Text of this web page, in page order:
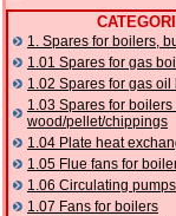
1. Spares for boilers,
1.01 Spares for gas
1.02 Spares for gas oil
1.03 Spares for
wood/pellet/chippings
1.04 Plate heat
1.05 Flue fans for
1.06 Circulating pumps
1.07 Fans for boilers